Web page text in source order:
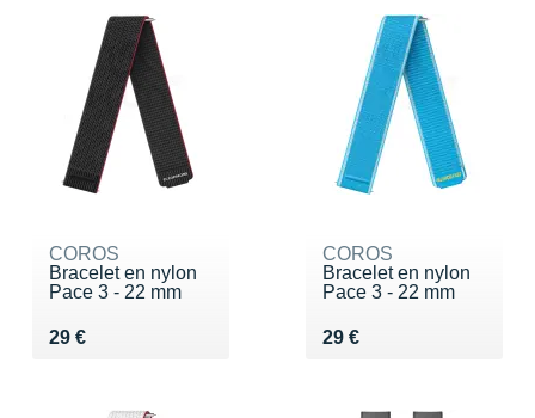
COROS
Bracelet en nylon
Pace 3 - 22 mm
29 €
Vendu 29 €
COROS
Bracelet en nylon
Pace 3 - 22 mm
29 €
Vendu 29 €